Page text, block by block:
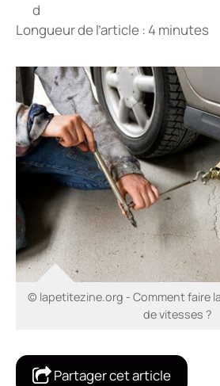
Longueur de l’article : 4 minutes
© lapetitezine.org - Comment faire
de vitesses ?
Partager cet article